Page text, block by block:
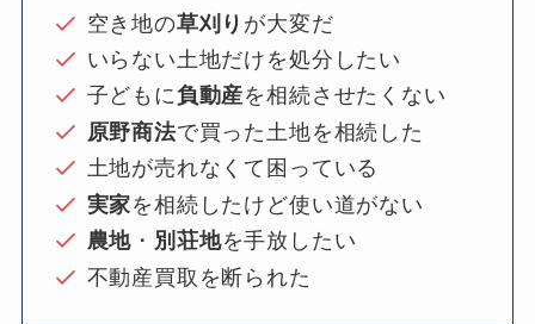
空き地の草刈り が大変だ
いらない土地だけを処分したい
子どもに負動産を相続させたくない
原野商法で買った土地を相続した
土地が売れなくて困っている
実家を相続したけど使い道がない
農地 ・ 別荘地を手放したい
不動産買取を断られた